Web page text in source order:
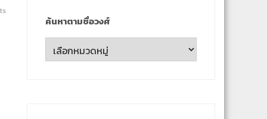
ค้นหาตามชื่อวงศ์
ค้นหา
ตาม